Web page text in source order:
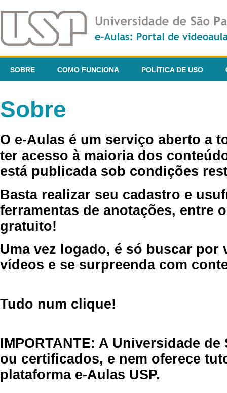
SOBRE COMO FUNCIONA POLÍTICA DE USO
Sobre
O e-Aulas é um serviço aberto a
ter acesso à maioria dos
está publicada sob condições
Basta realizar seu cadastro e
ferramentas de anotações, entre
gratuito!
Uma vez logado, é só buscar por
vídeos e se surpreenda com
Tudo num clique!
IMPORTANTE: A Universidade
ou certificados, e nem oferece
plataforma e-Aulas USP.